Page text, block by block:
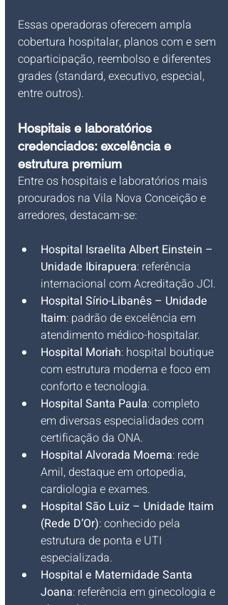
Essas operadoras oferecem ampla
cobertura hospitalar, planos com e sem
coparticipação, reembolso e diferentes
grades (standard, executivo, especial,
entre outros).
Hospitais e laboratórios
credenciados: excelência e
estrutura premium
Entre os hospitais e laboratórios mais
procurados na Vila Nova Conceição e
arredores, destacam-se:
Hospital Israelita Albert Einstein –
Unidade Ibirapuera: referência
internacional com Acreditação JCI.
Hospital Sírio-Libanês – Unidade
Itaim: padrão de excelência em
atendimento médico-hospitalar.
Hospital Moriah: hospital boutique
com estrutura moderna e foco em
conforto e tecnologia.
Hospital Santa Paula: completo
em diversas especialidades com
certificação da ONA.
Hospital Alvorada Moema: rede
Amil, destaque em ortopedia,
cardiologia e exames.
Hospital São Luiz – Unidade Itaim
(Rede D’Or): conhecido pela
estrutura de ponta e UTI
especializada.
Hospital e Maternidade Santa
Joana: referência em ginecologia e